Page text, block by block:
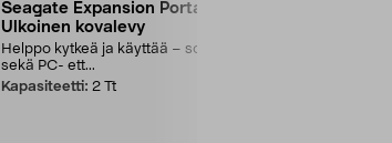
Seagate Expansion Portable
Ulkoinen kovalevy
Helppo kytkeä ja käyttää – sopii
sekä PC- ett...
Kapasiteetti: 2 Tt